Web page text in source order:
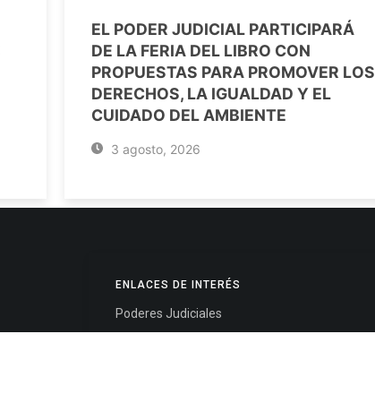
EL PODER JUDICIAL PARTICIPARÁ
DE LA FERIA DEL LIBRO CON
PROPUESTAS PARA PROMOVER LOS
DERECHOS, LA IGUALDAD Y EL
CUIDADO DEL AMBIENTE
3 agosto, 2026
ENLACES DE INTERÉS
Poderes Judiciales